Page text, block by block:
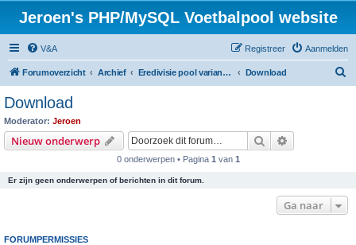
Jeroen's PHP/MySQL Voetbalpool website
V&A Aanmelden
Registreer
Forumoverzicht Archief Eredivisie pool variant seizoen 2013 / 2014 Download
Download
Moderator: Jeroen
Nieuw onderwerp Zoek
0 onderwerpen • Pagina 1 van 1
Er zijn geen onderwerpen of berichten in dit forum.
Ga naar
FORUMPERMISSIES